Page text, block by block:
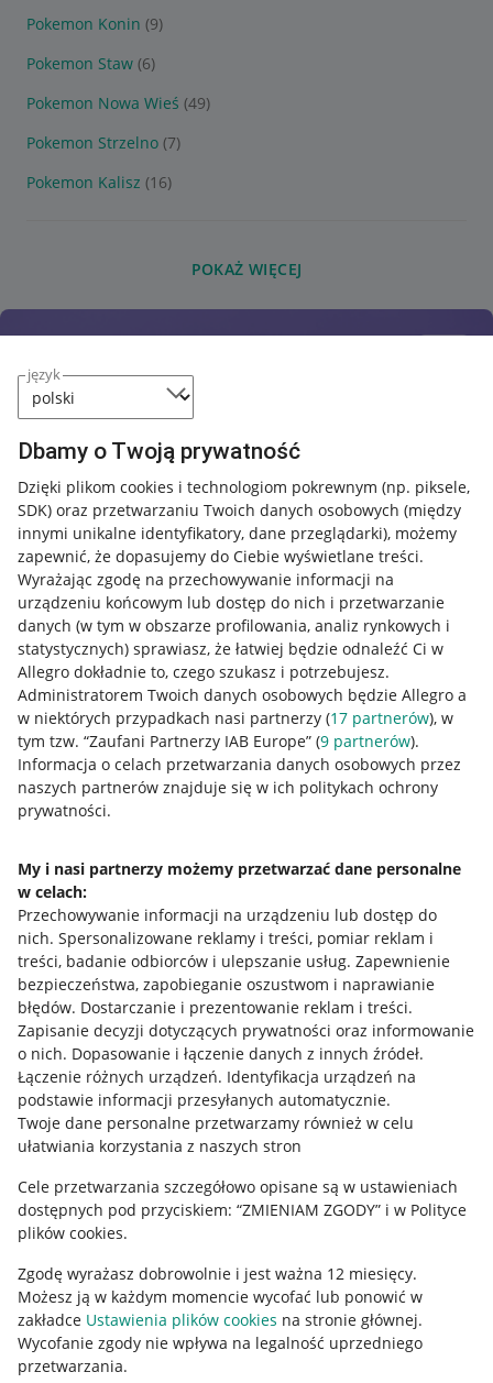
język
Dbamy o Twoją prywatność
Dzięki plikom cookies i technologiom pokrewnym (np. piksele,
SDK) oraz przetwarzaniu Twoich danych osobowych (między
innymi unikalne identyfikatory, dane przeglądarki), możemy
zapewnić, że dopasujemy do Ciebie wyświetlane treści.
Wyrażając zgodę na przechowywanie informacji na
urządzeniu końcowym lub dostęp do nich i przetwarzanie
danych (w tym w obszarze profilowania, analiz rynkowych i
statystycznych) sprawiasz, że łatwiej będzie odnaleźć Ci w
Allegro dokładnie to, czego szukasz i potrzebujesz.
Administratorem Twoich danych osobowych będzie Allegro a
w niektórych przypadkach nasi partnerzy (17 partnerów), w
tym tzw. “Zaufani Partnerzy IAB Europe” (9 partnerów).
Informacja o celach przetwarzania danych osobowych przez
naszych partnerów znajduje się w ich politykach ochrony
prywatności.
My i nasi partnerzy możemy przetwarzać dane personalne
w celach:
Przechowywanie informacji na urządzeniu lub dostęp do
nich. Spersonalizowane reklamy i treści, pomiar reklam i
treści, badanie odbiorców i ulepszanie usług. Zapewnienie
bezpieczeństwa, zapobieganie oszustwom i naprawianie
błędów. Dostarczanie i prezentowanie reklam i treści.
Zapisanie decyzji dotyczących prywatności oraz informowanie
o nich. Dopasowanie i łączenie danych z innych źródeł.
Łączenie różnych urządzeń. Identyfikacja urządzeń na
podstawie informacji przesyłanych automatycznie.
Twoje dane personalne przetwarzamy również w celu
ułatwiania korzystania z naszych stron
Cele przetwarzania szczegółowo opisane są w ustawieniach
dostępnych pod przyciskiem: “ZMIENIAM ZGODY” i w Polityce
plików cookies.
Zgodę wyrażasz dobrowolnie i jest ważna 12 miesięcy.
Możesz ją w każdym momencie wycofać lub ponowić w
zakładce Ustawienia plików cookies na stronie głównej.
Wycofanie zgody nie wpływa na legalność uprzedniego
przetwarzania.
Pokemon Konin (9)
Pokemon Staw (6)
Pokemon Nowa Wieś (49)
Pokemon Strzelno (7)
Pokemon Kalisz (16)
POKAŻ WIĘCEJ
Przydatne informacje
Jak to działa
Allegro Gadane dla sprzedających
Allegro Gadane dla kupujących
Mapa miejscowości
Informacje prawne
Regulamin
Polityka plików "cookies"
Ustawienia plików "cookies"
Udostępnianie lokalizacji
Informacje dla Aktu o Usługach Cyfrowych
Pobierz aplikację